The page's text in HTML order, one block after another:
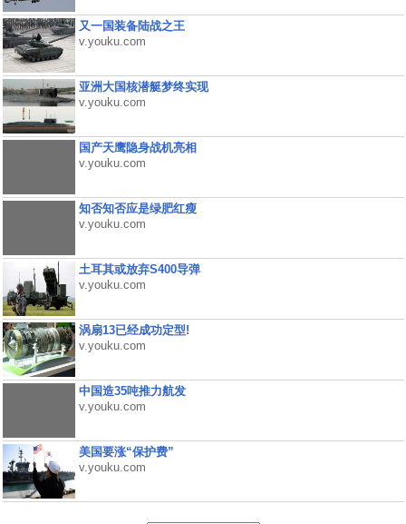
又一国装备陆战之王
v.youku.com
亚洲大国核潜艇梦终实现
v.youku.com
国产天鹰隐身战机亮相
v.youku.com
知否知否应是绿肥红瘦
v.youku.com
土耳其或放弃S400导弹
v.youku.com
涡扇13已经成功定型!
v.youku.com
中国造35吨推力航发
v.youku.com
美国要涨“保护费”
v.youku.com